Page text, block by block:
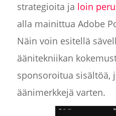
strategioita ja loin
alla mainittua Adobe
Näin voin esitellä
äänitekniikan
sponsoroitua sisältöä,
äänimerkkejä varten.